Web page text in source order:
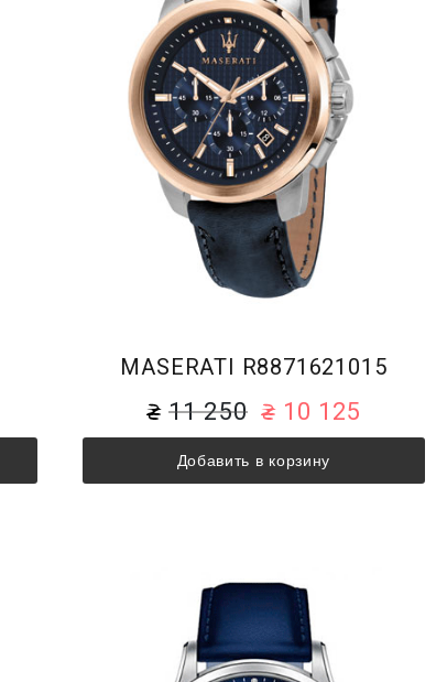
MASERATI R8871621015
11 250 10 125
Добавить в корзину